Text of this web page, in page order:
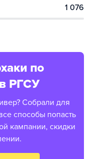
1 076
по
РГСУ
Собрали для
способы попасть
кампании, скидки